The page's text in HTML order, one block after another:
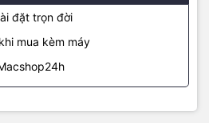
đặt trọn đời
mua kèm máy
có thể thoải mái đăng ký gói dữ
mới tại hơn 190 quốc gia và khu
cần mua SIM vật lý từ nhà mạng